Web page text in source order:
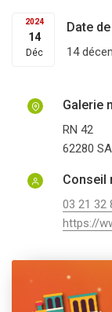
2024
14
Déc
Date
14
Galerie
RN 42
62280
Conseil
03 21 32
https://